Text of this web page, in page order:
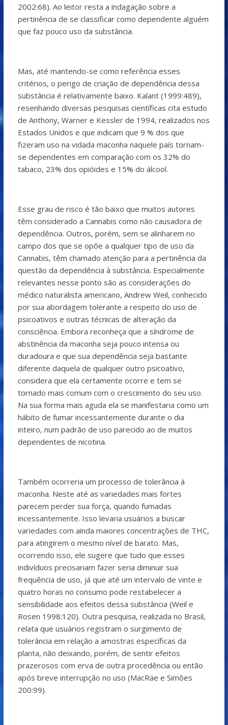
2002:68). Ao leitor resta a indagação sobre a
pertinência de se classificar como dependente alguém
que faz pouco uso da substância.
Mas, até mantendo-se como referência esses
critérios, o perigo de criação de dependência dessa
substância é relativamente baixo. Kalant (1999:489),
resenhando diversas pesquisas científicas cita estudo
de Anthony, Warner e Kessler de 1994, realizados nos
Estados Unidos e que indicam que 9 % dos que
fizeram uso na vidada maconha naquele país tornam-
se dependentes em comparação com os 32% do
tabaco, 23% dos opióides e 15% do álcool.
Esse grau de risco é tão baixo que muitos autores
têm considerado a Cannabis como não causadora de
dependência. Outros, porém, sem se alinharem no
campo dos que se opõe a qualquer tipo de uso da
Cannabis, têm chamado atenção para a pertinência da
questão da dependência à substância. Especialmente
relevantes nesse ponto são as considerações do
médico naturalista americano, Andrew Weil, conhecido
por sua abordagem tolerante a respeito do uso de
psicoativos e outras técnicas de alteração da
consciência. Embora reconheça que a síndrome de
abstinência da maconha seja pouco intensa ou
duradoura e que sua dependência seja bastante
diferente daquela de qualquer outro psicoativo,
considera que ela certamente ocorre e tem se
tornado mais comum com o crescimento do seu uso.
Na sua forma mais aguda ela se manifestaria como um
hábito de fumar incessantemente durante o dia
inteiro, num padrão de uso parecido ao de muitos
dependentes de nicotina.
Também ocorreria um processo de tolerância à
maconha. Neste até as variedades mais fortes
parecem perder sua força, quando fumadas
incessantemente. Isso levaria usuários a buscar
variedades com ainda maiores concentrações de THC,
para atingirem o mesmo nível de barato. Mas,
ocorrendo isso, ele sugere que tudo que esses
indivíduos precisariam fazer seria diminuir sua
frequência de uso, já que até um intervalo de vinte e
quatro horas no consumo pode restabelecer a
sensibilidade aos efeitos dessa substância (Weil e
Rosen 1998:120). Outra pesquisa, realizada no Brasil,
relata que usuários registram o surgimento de
tolerância em relação a amostras específicas da
planta, não deixando, porém, de sentir efeitos
prazerosos com erva de outra procedência ou então
após breve interrupção no uso (MacRae e Simões
200:99).